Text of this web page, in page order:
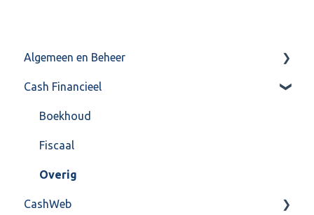
Algemeen en Beheer
Bank(koppeling)
Import/Export
Postbus
Training & Consultancy
Overig
Cash Financieel
Boekhoud
Fiscaal
Overig
CashWeb